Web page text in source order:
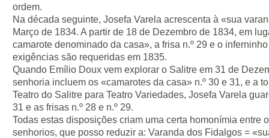
ordem.
Na década seguinte, Josefa Varela acrescenta à «sua
Março de 1834. A partir de 18 de Dezembro de 1834, em
camarote denominado da casa», a frisa n.º 29 e o
exigências são requeridas em 1835.
Quando Emílio Doux vem explorar o Salitre em 31 de
senhoria incluem os «camarotes da casa» n.º 30 e 31, e a
Teatro do Salitre para Teatro Variedades, Josefa Varela
31 e as frisas n.º 28 e n.º 29.
Todas estas disposições criam uma certa homonímia entre
senhorios, que posso reduzir a: Varanda dos Fidalgos =